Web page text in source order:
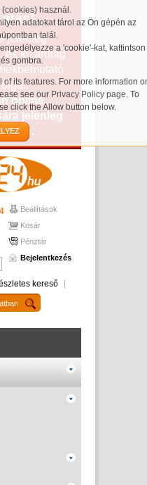
(cookies) használ.
adatokat tárol az Ön gépén az
talál.
a 'cookie'-kat, kattintson
gombra.
its features. For more information
see our Privacy Policy page. To
click the Allow button below.
jelenleg
és kizárólag
online
jelenleg
Beállítások
Kosár
Pénztár
Bejelentkezés
kereső